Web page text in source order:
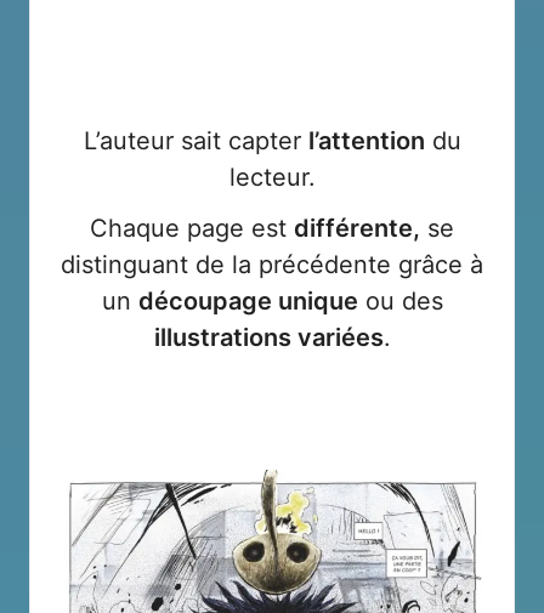
L’auteur sait capter l’attention du
lecteur.
Chaque page est différente, se
distinguant de la précédente grâce à
un découpage unique ou des
illustrations variées.